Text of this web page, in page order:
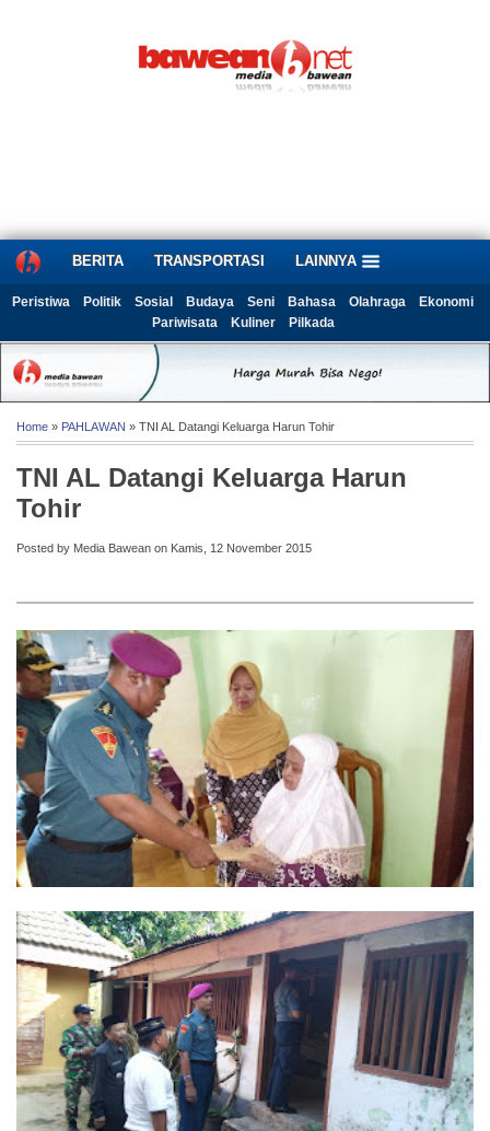
BERITA TRANSPORTASI LAINNYA
Peristiwa Politik Sosial Budaya Seni Bahasa Olahraga
Ekonomi
Pariwisata
Kuliner Pilkada
Home » PAHLAWAN » TNI AL Datangi Keluarga Harun Tohir
TNI AL Datangi Keluarga Harun
Tohir
Posted by Media Bawean on Kamis, 12 November 2015